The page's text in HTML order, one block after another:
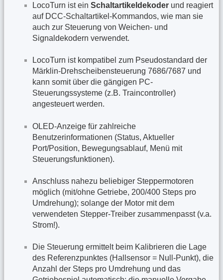
LocoTurn ist ein Schaltartikeldekoder und reagiert
auf DCC-Schaltartikel-Kommandos, wie man sie
auch zur Steuerung von Weichen- und
Signaldekodern verwendet.
LocoTurn ist kompatibel zum Pseudostandard der
Märklin-Drehscheibensteuerung 7686/7687 und
kann somit über die gängigen PC-
Steuerungssysteme (z.B. Traincontroller)
angesteuert werden.
OLED-Anzeige für zahlreiche
Benutzerinformationen (Status, Aktueller
Port/Position, Bewegungsablauf, Menü mit
Steuerungsfunktionen).
Anschluss nahezu beliebiger Steppermotoren
möglich (mit/ohne Getriebe, 200/400 Steps pro
Umdrehung); solange der Motor mit dem
verwendeten Stepper-Treiber zusammenpasst (v.a.
Strom!).
Die Steuerung ermittelt beim Kalibrieren die Lage
des Referenzpunktes (Hallsensor = Null-Punkt), die
Anzahl der Steps pro Umdrehung und das